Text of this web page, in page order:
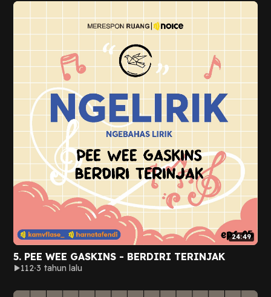
24:49
5. PEE WEE GASKINS - BERDIRI TERINJAK
112 3 tahun lalu